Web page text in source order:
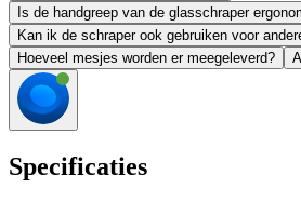
Is de handgreep van de glasschraper
Kan ik de schraper ook gebruiken voor
Hoeveel mesjes worden er meegeleverd?
Specificaties